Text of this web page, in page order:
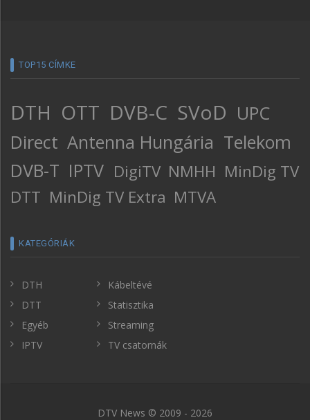
TOP15 CÍMKE
DTH OTT DVB-C SVoD UPC
Direct Antenna Hungária Telekom
DVB-T IPTV DigiTV NMHH MinDig TV
DTT MinDig TV Extra MTVA
KATEGÓRIÁK
DTH
DTT
Egyéb
IPTV
Kábeltévé
Statisztika
Streaming
TV csatornák
DTV News © 2009 - 2026